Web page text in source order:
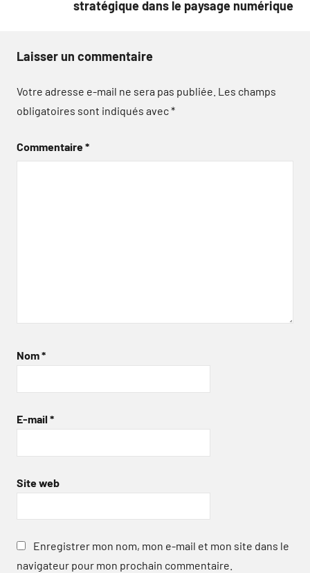
stratégique dans le paysage numérique
Laisser un commentaire
Votre adresse e-mail ne sera pas publiée. Les champs
obligatoires sont indiqués avec*
Commentaire*
Nom*
E-mail *
Site web
Enregistrer mon nom, mon e-mail et mon site dans le
navigateur pour mon prochain commentaire.